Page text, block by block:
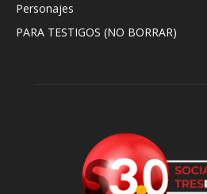
Personajes
PARA TESTIGOS (NO BORRAR)